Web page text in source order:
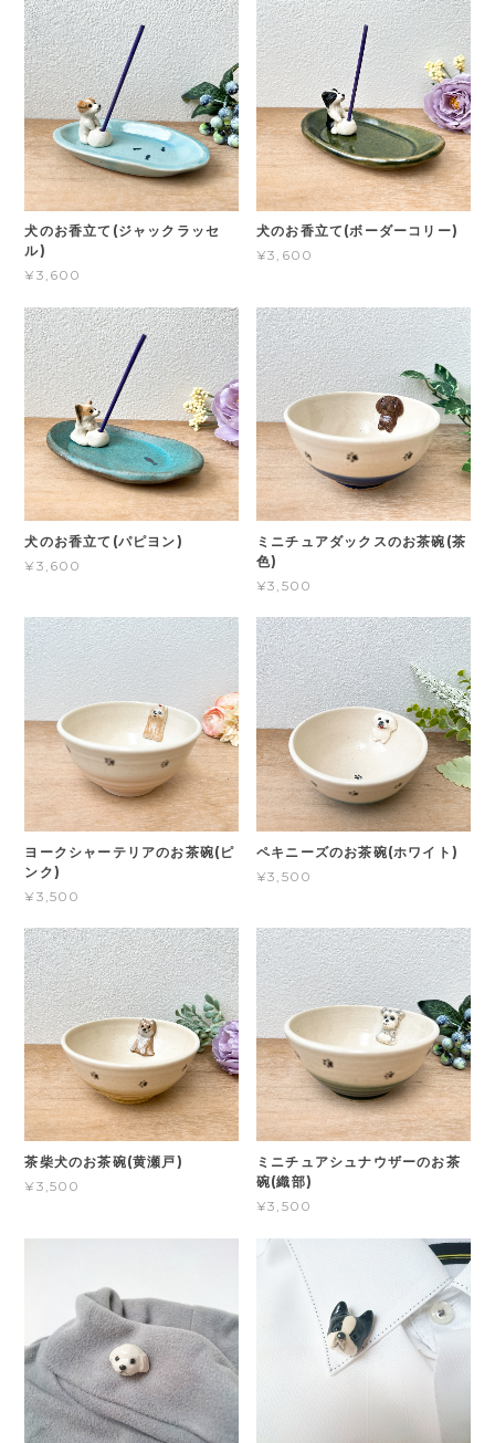
犬のお香立て(ジャックラッセ
ル)
¥3,600
犬のお香立て(ボーダーコリー)
¥3,600
犬のお香立て(パピヨン)
¥3,600
ミニチュアダックスのお茶碗(茶
色)
¥3,500
ヨークシャーテリアのお茶碗(ピ
ンク)
¥3,500
ペキニーズのお茶碗(ホワイト)
¥3,500
茶柴犬のお茶碗(黄瀬戸)
¥3,500
ミニチュアシュナウザーのお茶
碗(織部)
¥3,500